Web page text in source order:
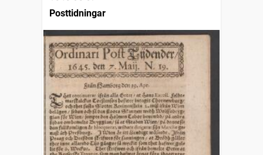
Posttidningar